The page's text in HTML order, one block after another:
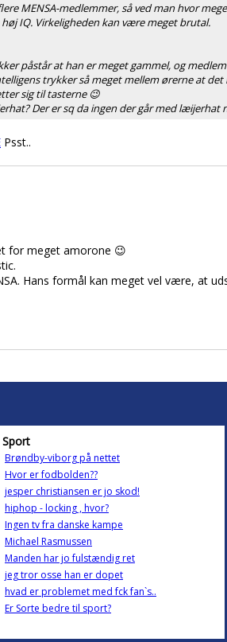
MENSA-medlemmer, så ved man hvor
IQ. Virkeligheden kan være meget brutal.
påstår at han er meget gammel, og
trykker så meget mellem ørerne at
sig til tasterne 😉
Der er sq da ingen der går med læijerhat
Psst..
for meget amorone 😉
Hans formål kan meget vel være, at
Sport
Brøndby-viborg på nettet
Hvor er fodbolden??
jesper christiansen er jo skod!
hiphop - locking , hvor?
Ingen tv fra danske kampe
Michael Rasmussen
Manden har jo fulstændig ret
jeg tror osse han er dopet
hvad er problemet med fck fan`s..
Er Sorte bedre til sport?